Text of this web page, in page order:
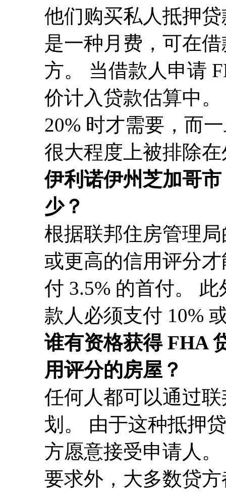
他们购买私人抵押
是一种月费，可在
方。 当借款人申请
价计入贷款估算中
20% 时才需要，而
很大程度上被排除
伊利诺伊州芝加哥
少？
根据联邦住房管理
或更高的信用评分
付 3.5% 的首付。
款人必须支付 10%
谁有资格获得 FHA
用评分的房屋？
任何人都可以通过
划。 由于这种抵押
方愿意接受申请人
要求外，大多数贷